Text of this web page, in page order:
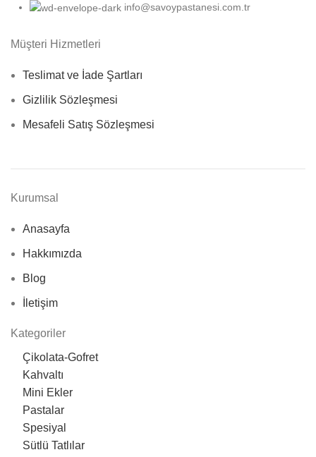
info@savoypastanesi.com.tr
Müşteri Hizmetleri
Teslimat ve İade Şartları
Gizlilik Sözleşmesi
Mesafeli Satış Sözleşmesi
Kurumsal
Anasayfa
Hakkımızda
Blog
İletişim
Kategoriler
Çikolata-Gofret
Kahvaltı
Mini Ekler
Pastalar
Spesiyal
Sütlü Tatlılar